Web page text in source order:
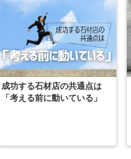
成功する石材店の共通点は
「考える前に動いている」